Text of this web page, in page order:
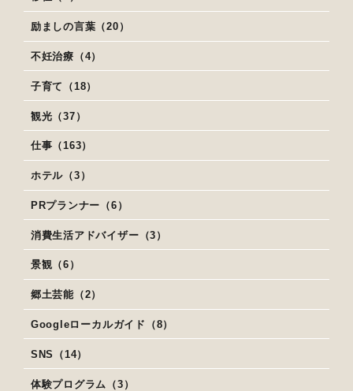
励ましの言葉（20）
不妊治療（4）
子育て（18）
観光（37）
仕事（163）
ホテル（3）
PRプランナー（6）
消費生活アドバイザー（3）
景観（6）
郷土芸能（2）
Googleローカルガイド（8）
SNS（14）
体験プログラム（3）